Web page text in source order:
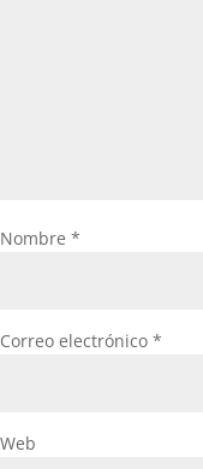
Nombre *
Correo electrónico *
Web